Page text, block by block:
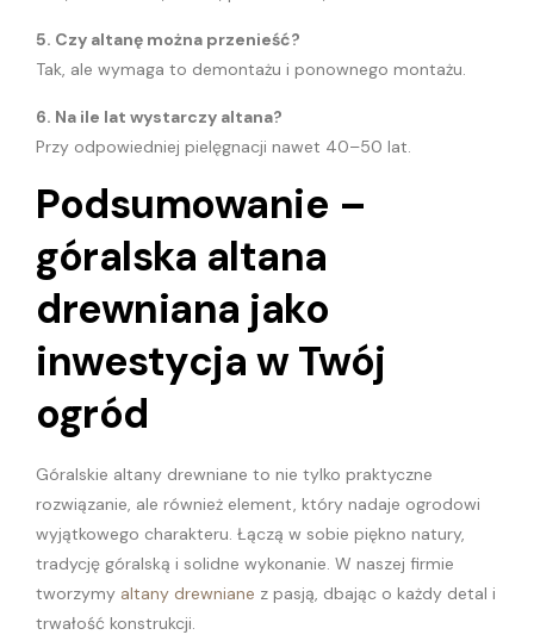
5. Czy altanę można przenieść?
Tak, ale wymaga to demontażu i ponownego montażu.
6. Na ile lat wystarczy altana?
Przy odpowiedniej pielęgnacji nawet 40–50 lat.
Podsumowanie –
góralska altana
drewniana jako
inwestycja w Twój
ogród
Góralskie altany drewniane to nie tylko praktyczne
rozwiązanie, ale również element, który nadaje ogrodowi
wyjątkowego charakteru. Łączą w sobie piękno natury,
tradycję góralską i solidne wykonanie. W naszej firmie
tworzymy altany drewniane z pasją, dbając o każdy detal i
trwałość konstrukcji.